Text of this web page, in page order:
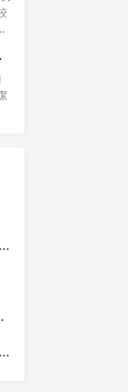
過封鎖